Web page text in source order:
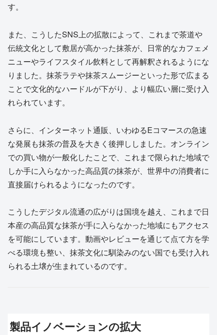
す。
また、こうしたSNS上の拡散によって、これまで茶道や
伝統文化として敷居が高かった抹茶が、日常的なカフェメ
ニューやライフスタイル飲料として再解釈されるようにな
りました。抹茶ラテや抹茶スムージーといった形で広まる
ことで文化的なハードルが下がり、より幅広い層に受け入
れられています。
さらに、インターネット通販、いわゆるEコマースの急速
な発展も抹茶の普及を大きく後押ししました。オンライン
での買い物が一般化したことで、これまで限られた地域で
しか手に入らなかった高品質の抹茶が、世界中の消費者に
直接届けられるようになったのです。
こうしたデジタル流通の広がりは国境を越え、これまで日
本産の高品質な抹茶が手に入らなかった地域にもアクセス
を可能にしています。動画やレビューを通じて点て方を学
べる環境も整い、抹茶文化に馴染みのない国でも受け入れ
られる土壌が生まれているのです。
製品イノベーションの拡大